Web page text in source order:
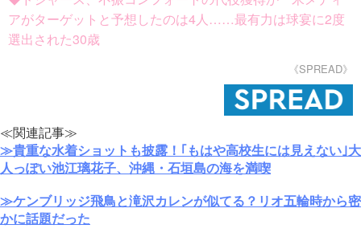
アがターゲットと予想したのは4人……最有力は球宴に2度
選出された30歳
《SPREAD》
≪関連記事≫
≫貴重な水着ショットも披露！｢もはや高校生には見えない｣大
人っぽい池江璃花子、沖縄・石垣島の海を満喫
≫ケンブリッジ飛鳥と滝沢カレンが似てる？リオ五輪時から密
かに話題だった